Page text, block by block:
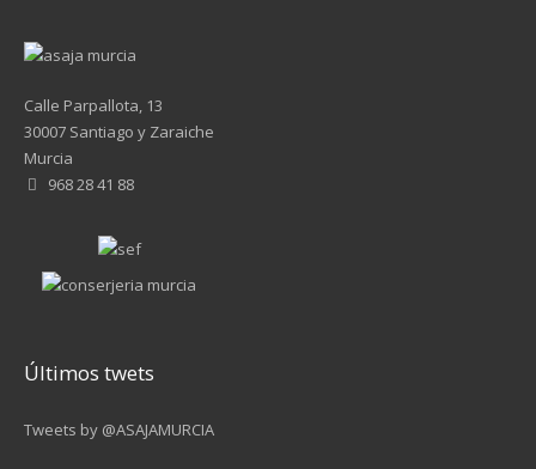
Calle Parpallota, 13
30007 Santiago y Zaraiche
Murcia
968 28 41 88
Últimos twets
Tweets by @ASAJAMURCIA